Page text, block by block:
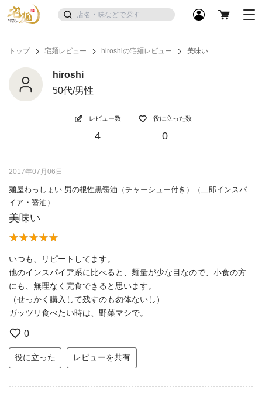
トップ 宅麺レビュー hiroshiの宅麺レビュー 美味い
hiroshi
50代/男性
レビュー数
4
役に立った数
0
2017年07月06日
麺屋わっしょい 男の根性黒醤油（チャーシュー付き）（二郎インスパ
イア・醤油）
美味い
いつも、リピートしてます。
他のインスパイア系に比べると、麺量が少な目なので、小食の方
にも、無理なく完食できると思います。
（せっかく購入して残すのも勿体ないし）
ガッツリ食べたい時は、野菜マシで。
0
役に立った レビューを共有